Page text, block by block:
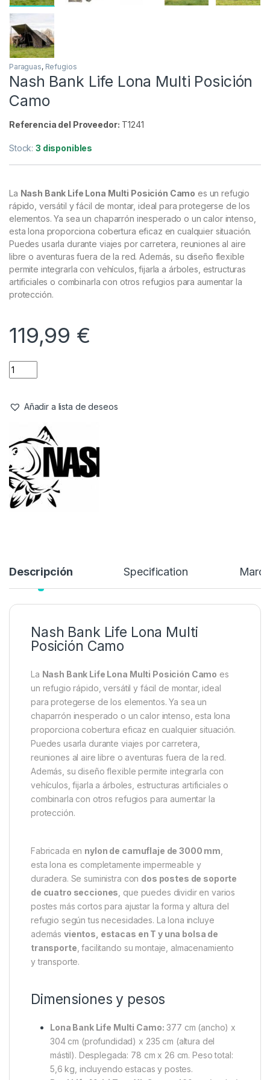
Paraguas Refugios
Nash Bank Life Lona Multi Posición
Camo
Referencia del Proveedor:T1241
Stock:3 disponibles
Nash Bank Life Lona Multi Posición Camo
elementos. Ya sea un chaparrón inesperado o un calor intenso,
esta lona proporciona cobertura eficaz en cualquier situación.
libre o aventuras fuera de la red. Además, su diseño flexible
artificiales o combinarla con otros refugios para aumentar la
protección.
119,99€
Descripción Specification
Nash Bank Life Lona Multi
Posición Camo
La
para protegerse de los elementos. Ya sea un
chaparrón inesperado o un calor intenso, esta lona
proporciona cobertura eficaz en cualquier situación.
Puedes usarla durante viajes por carretera,
reuniones al aire libre o aventuras fuera de la red.
Además, su diseño flexible permite integrarla con
vehículos, fijarla a árboles, estructuras artificiales o
combinarla con otros refugios para aumentar la
protección.
Fabricada ennylon de camuflaje de 3000 mm
esta lona es completamente impermeable y
duradera. Se suministra condos postes de soporte
de cuatro secciones, que puedes dividir en varios
postes más cortos para ajustar la forma y altura del
refugio según tus necesidades. La lona incluye